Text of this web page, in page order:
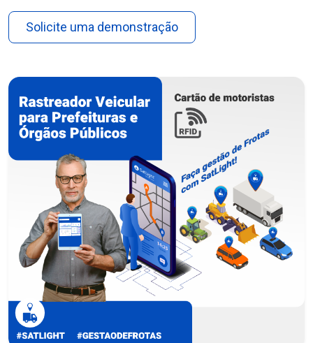
Solicite uma demonstração